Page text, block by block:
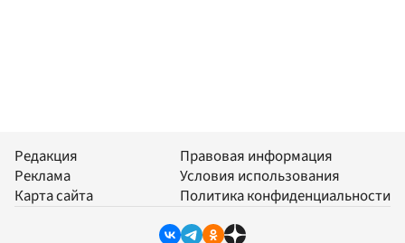
Редакция
Реклама
Карта сайта
Правовая информация
Условия использования
Политика конфиденциальности